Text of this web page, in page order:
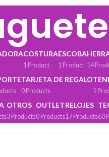
COSTURA
1 Product
ESCOBA
1 Product 14
TARJETA DE REGALO
0 Products 1
OTROS
3 Products
OUTLET
0 Products
RELOJES
17 Products60